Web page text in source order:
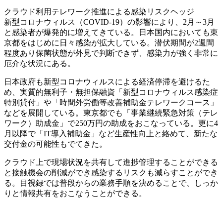
クラウド利用テレワーク推進による感染リスクヘッジ
新型コロナウィルス（COVID-19）の影響により、2月～3月
と感染者が爆発的に増えてきている。日本国内においても東
京都をはじめに日々感染が拡大している。潜伏期間が2週間
程度あり保菌状態が外見で判断できず、感染力が強く非常に
厄介な状況にある。
日本政府も新型コロナウィルスによる経済停滞を避けるた
め、実質的無利子・無担保融資「新型コロナウィルス感染症
特別貸付」や「時間外労働等改善補助金テレワークコース」
などを展開している。東京都でも「事業継続緊急対策（テレ
ワーク）助成金」で250万円の助成をおこなっている。更に4
月以降で「IT導入補助金」など生産性向上と絡めて、新たな
交付金の可能性もでてきた。
クラウド上で現場状況を共有して進捗管理することができる
と接触機会の削減ができ感染するリスクも減らすことができ
る。目視録では普段からの業務手順を決めることで、しっか
りと情報共有をおこなうことができる。